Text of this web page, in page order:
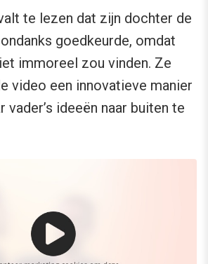
te lezen dat zijn dochter de
goedkeurde, omdat
immoreel zou vinden. Ze
video een innovatieve manier
vader’s ideeën naar buiten te